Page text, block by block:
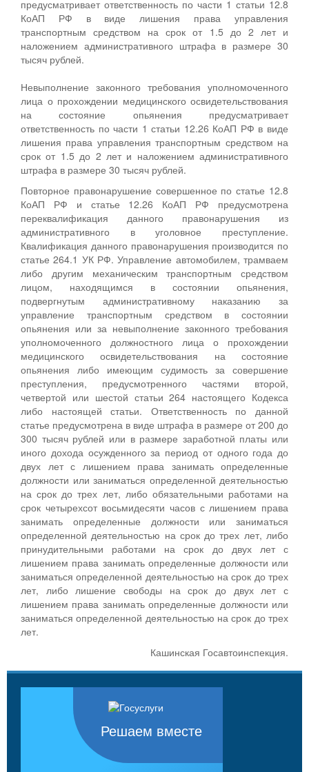
предусматривает ответственность по части 1 статьи 12.8
КоАП РФ в виде лишения права управления
транспортным средством на срок от 1.5 до 2 лет и
наложением административного штрафа в размере 30
тысяч рублей.
Невыполнение законного требования уполномоченного
лица о прохождении медицинского освидетельствования
на состояние опьянения предусматривает
ответственность по части 1 статьи 12.26 КоАП РФ в виде
лишения права управления транспортным средством на
срок от 1.5 до 2 лет и наложением административного
штрафа в размере 30 тысяч рублей.
Повторное правонарушение совершенное по статье 12.8
КоАП РФ и статье 12.26 КоАП РФ предусмотрена
переквалификация данного правонарушения из
административного в уголовное преступление.
Квалификация данного правонарушения производится по
статье 264.1 УК РФ. Управление автомобилем, трамваем
либо другим механическим транспортным средством
лицом, находящимся в состоянии опьянения,
подвергнутым административному наказанию за
управление транспортным средством в состоянии
опьянения или за невыполнение законного требования
уполномоченного должностного лица о прохождении
медицинского освидетельствования на состояние
опьянения либо имеющим судимость за совершение
преступления, предусмотренного частями второй,
четвертой или шестой статьи 264 настоящего Кодекса
либо настоящей статьи. Ответственность по данной
статье предусмотрена в виде штрафа в размере от 200 до
300 тысяч рублей или в размере заработной платы или
иного дохода осужденного за период от одного года до
двух лет с лишением права занимать определенные
должности или заниматься определенной деятельностью
на срок до трех лет, либо обязательными работами на
срок четырехсот восьмидесяти часов с лишением права
занимать определенные должности или заниматься
определенной деятельностью на срок до трех лет, либо
принудительными работами на срок до двух лет с
лишением права занимать определенные должности или
заниматься определенной деятельностью на срок до трех
лет, либо лишение свободы на срок до двух лет с
лишением права занимать определенные должности или
заниматься определенной деятельностью на срок до трех
лет.
Кашинская Госавтоинспекция.
Решаем вместе